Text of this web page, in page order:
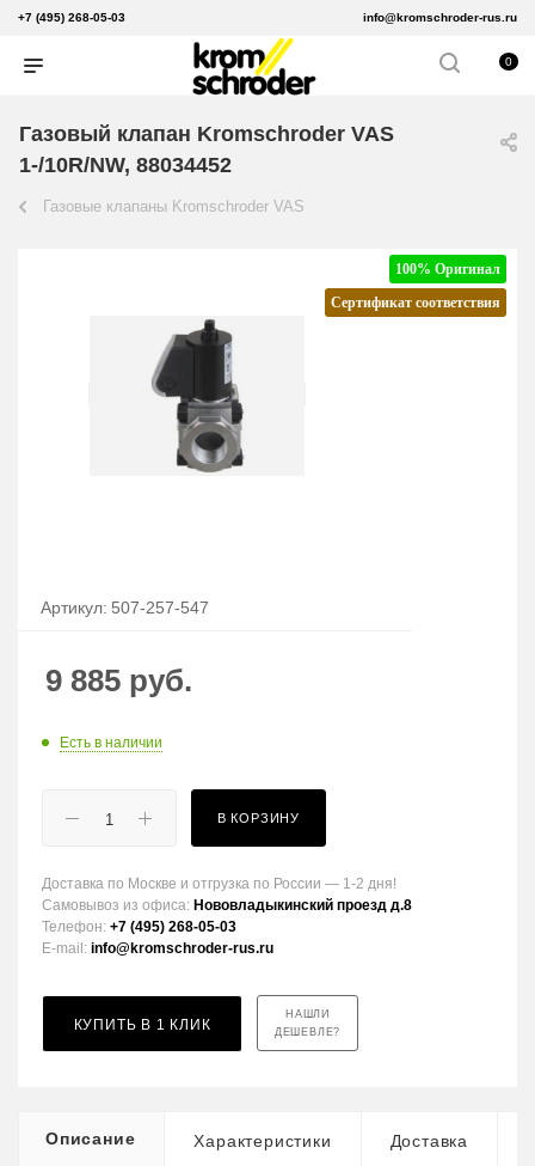
+7 (495) 268-05-03 info@kromschroder-rus.ru
0
Газовый клапан Kromschroder VAS
1-/10R/NW, 88034452
Газовые клапаны Kromschroder VAS
100% Оригинал
Сертификат соответствия
Артикул: 507-257-547
9 885 руб.
Есть в наличии
В КОРЗИНУ
Доставка по Москве и отгрузка по России — 1-2 дня!
Самовывоз из офиса: Нововладыкинский проезд д.8
Телефон: +7 (495) 268-05-03
E-mail: info@kromschroder-rus.ru
КУПИТЬ В 1 КЛИК
НАШЛИ
ДЕШЕВЛЕ?
Описание Характеристики Доставка